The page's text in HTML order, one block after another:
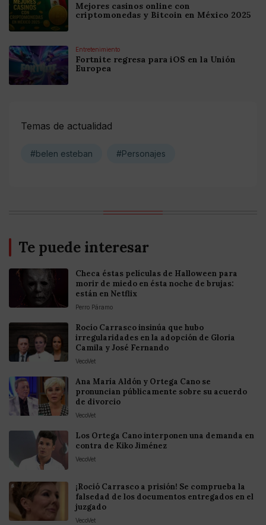
Mejores casinos online con
criptomonedas y Bitcoin en México 2025
Entretenimiento
Fortnite regresa para iOS en la Unión
Europea
Temas de actualidad
#belen esteban #Personajes
Te puede interesar
Checa éstas películas de Halloween para
morir de miedo en ésta noche de brujas:
están en Netflix
Perro Páramo
Rocío Carrasco insinúa que hubo
irregularidades en la adopción de Gloria
Camila y José Fernando
VecoVet
Ana María Aldón y Ortega Cano se
pronuncian públicamente sobre su acuerdo
de divorcio
VecoVet
Los Ortega Cano interponen una demanda en
contra de Kiko Jiménez
VecoVet
¡Roció Carrasco a prisión! Se comprueba la
falsedad de los documentos entregados en el
juzgado
VecoVet